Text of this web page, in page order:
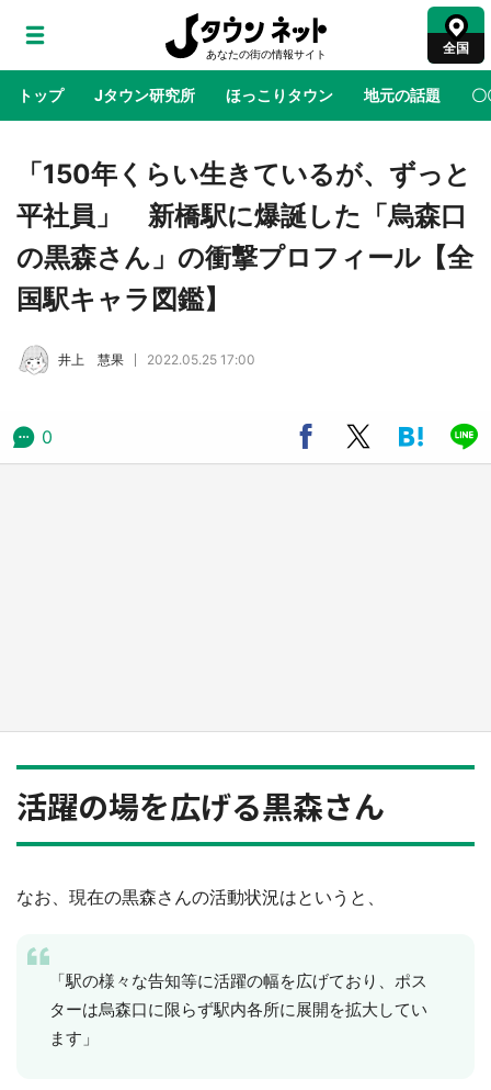
全国
トップ Jタウン研究所 ほっこりタウン 地元の話題 〇
地域×二次元 絶景 あの時はありがとう 物語がはじ
鳥取・境港「ゲゲゲの妖怪楽園」限定だった鬼
太郎グッズ買える 銀座・博品館TOY PARKへ
急げ【8／8～31】
公式プロモ動画で「聖地」が生産されてます
『薬屋のひとりごと』の〝舞〟の世界に入り込
む 六本木ヒルズ展望台でコラボ、本邦初公開
「150年くらい生きているが、ずっと
平社員」 新橋駅に爆誕した「烏森口
の黒森さん」の衝撃プロフィール【全
国駅キャラ図鑑】
井上 慧果 2022.05.25 17:00
0
活躍の場を広げる黒森さん
なお、現在の黒森さんの活動状況はというと、
「駅の様々な告知等に活躍の幅を広げており、ポス
ターは烏森口に限らず駅内各所に展開を拡大してい
ます」